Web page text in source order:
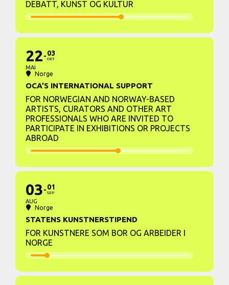
DEBATT, KUNST OG KULTUR
22
MAI
03
OKT
Norge
OCA’S INTERNATIONAL SUPPORT
FOR NORWEGIAN AND NORWAY-BASED
ARTISTS, CURATORS AND OTHER ART
PROFESSIONALS WHO ARE INVITED TO
PARTICIPATE IN EXHIBITIONS OR PROJECTS
ABROAD
03
AUG
01
SEP
Norge
STATENS KUNSTNERSTIPEND
FOR KUNSTNERE SOM BOR OG ARBEIDER I
NORGE